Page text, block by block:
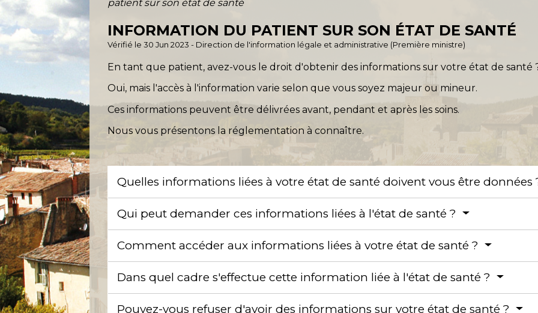
patient sur son état de santé
INFORMATION DU PATIENT SUR SON ÉTAT DE SANTÉ
Vérifié le 30 Jun 2023 - Direction de l'information légale et administrative (Première ministre)
En tant que patient, avez-vous le droit d'obtenir des informations sur votre état de santé
Oui, mais l'accès à l'information varie selon que vous soyez majeur ou mineur.
Ces informations peuvent être délivrées avant, pendant et après les soins.
Nous vous présentons la réglementation à connaître.
Quelles informations liées à votre état de santé doivent vous être données
Qui peut demander ces informations liées à l'état de santé ?
Comment accéder aux informations liées à votre état de santé ?
Dans quel cadre s'effectue cette information liée à l'état de santé ?
Pouvez-vous refuser d'avoir des informations sur votre état de santé ?